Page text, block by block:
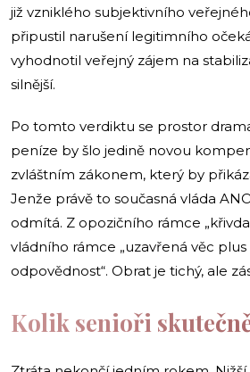
již vzniklého subjektivního
připustil narušení legitimního
vyhodnotil veřejný zájem na
silnější.
Po tomto verdiktu se prostor
peníze by šlo jedině novou
zvláštním zákonem, který by
Jenže právě to současná vláda
odmítá. Z opozičního rámce
vládního rámce „uzavřená věc
odpovědnost“. Obrat je tichý, ale
Kolik senioři